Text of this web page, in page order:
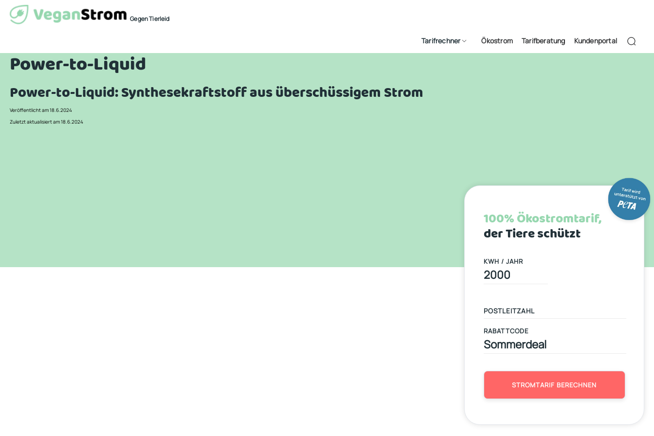
Gegen Tierleid
Tarifrechner Ökostrom Tarifberatung Kundenportal
Power-to-Liquid
Power-to-Liquid: Synthesekraftstoff aus überschüssigem Strom
Veröffentlicht am 18.6.2024
Zuletzt aktualisiert am 18.6.2024
100% Ökostromtarif,
der Tiere schützt
KWH / JAHR
RABATTCODE
STROMTARIF BERECHNEN